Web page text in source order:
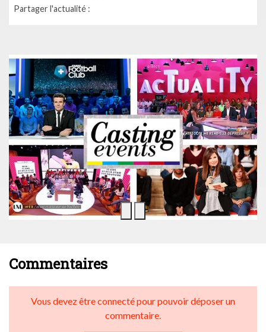
Partager l'actualité :
Commentaires
Vous devez être connecté pour pouvoir déposer un
commentaire.